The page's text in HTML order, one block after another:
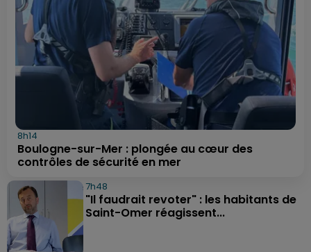
8h14
Boulogne-sur-Mer : plongée au cœur des
contrôles de sécurité en mer
7h48
"Il faudrait revoter" : les habitants de
Saint-Omer réagissent...